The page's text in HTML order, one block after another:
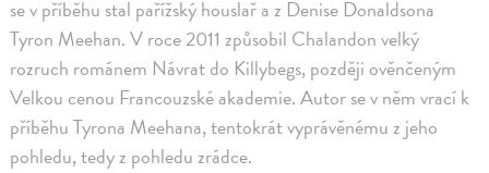
se v příběhu stal pařížský houslař a z Denise Donaldsona
Tyron Meehan. V roce 2011 způsobil Chalandon velký
rozruch románem Návrat do Killybegs, později ověnčeným
Velkou cenou Francouzské akademie. Autor se v něm vrací k
příběhu Tyrona Meehana, tentokrát vyprávěnému z jeho
pohledu, tedy z pohledu zrádce.